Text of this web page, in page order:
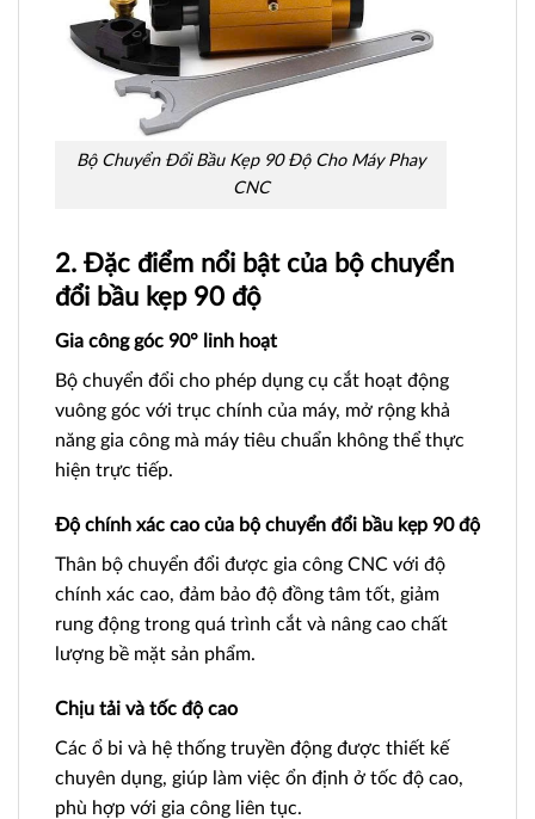
Bộ Chuyển Đổi Bầu Kẹp 90 Độ Cho Máy Phay
CNC
2. Đặc điểm nổi bật của bộ chuyển
đổi bầu kẹp 90 độ
Gia công góc 90° linh hoạt
Bộ chuyển đổi cho phép dụng cụ cắt hoạt động
vuông góc với trục chính của máy, mở rộng khả
năng gia công mà máy tiêu chuẩn không thể thực
hiện trực tiếp.
Độ chính xác cao của bộ chuyển đổi bầu kẹp 90 độ
Thân bộ chuyển đổi được gia công CNC với độ
chính xác cao, đảm bảo độ đồng tâm tốt, giảm
rung động trong quá trình cắt và nâng cao chất
lượng bề mặt sản phẩm.
Chịu tải và tốc độ cao
Các ổ bi và hệ thống truyền động được thiết kế
chuyên dụng, giúp làm việc ổn định ở tốc độ cao,
phù hợp với gia công liên tục.